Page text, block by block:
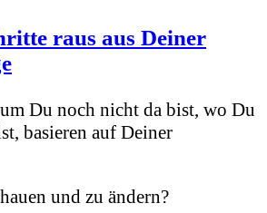
raus aus Deiner
Du noch nicht da bist, wo Du
basieren auf Deiner
und zu ändern?